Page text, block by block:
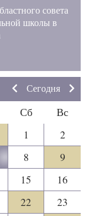
совета
школы в
Сегодня
Сб
Вс
1
2
8
9
15
16
22
23